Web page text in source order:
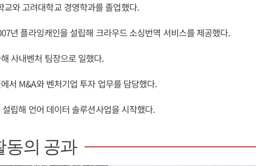
교와 고려대학교 경영학과를 졸업했다.
년 플라잉캐인을 설립해 크라우드 소싱번역 서비스를 제공했다.
사내벤처 팀장으로 일했다.
서 M&A와 벤처기업 투자 업무를 담당했다.
립해 언어 데이터 솔루션사업을 시작했다.
동의 공과